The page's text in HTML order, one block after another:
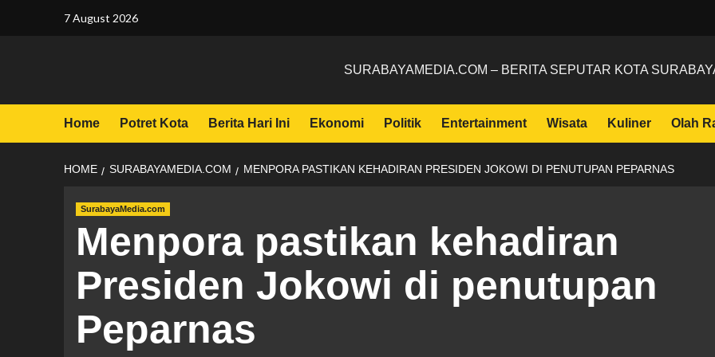
7 August 2026
SURABAYAMEDIA.COM – BERITA SEPUTAR KOTA
Home Potret Kota Berita Hari Ini Ekonomi Politik Entertainment Wisata Kuliner Olah
HOME SURABAYAMEDIA.COM MENPORA PASTIKAN KEHADIRAN PRESIDEN JOKOWI DI PENUTUPAN PEPARNAS
SurabayaMedia.com
Menpora pastikan kehadiran
Presiden Jokowi di penutupan
Peparnas